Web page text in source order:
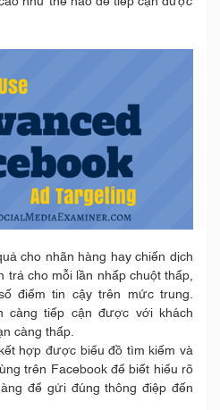
cho nhãn hàng hay chiến dịch
trả cho mỗi lần nhấp chuột thấp,
điểm tin cậy trên mức trung.
càng tiếp cận được với khách
càng thấp.
hợp được biểu đồ tìm kiếm và
trên Facebook để biết hiểu rõ
để gửi đúng thông điệp đến